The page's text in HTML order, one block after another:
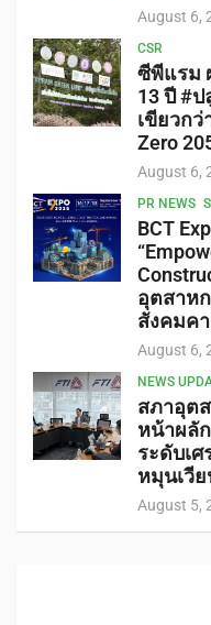
August 6,
CSR
ซีพีแรม
13 ปี #
เขียวกว่
Zero
August 6,
PR NEWS
BCT
อุตสาห
สังคมค
August 6,
NEWS
สภาอุต
หน้าผลั
ระดับเ
หมุนเวี
August 5,